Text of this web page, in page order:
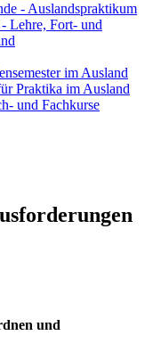
- Auslandspraktikum
Lehre, Fort- und
im Ausland
Praktika im Ausland
und Fachkurse
und